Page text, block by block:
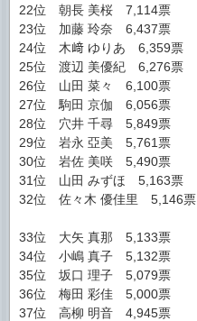
22位 朝長 美桜 7,114票
23位 加藤 玲奈 6,437票
24位 木﨑 ゆりあ 6,359票
25位 渡辺 美優紀 6,276票
26位 山田 菜々 6,100票
27位 駒田 京伽 6,056票
28位 穴井 千尋 5,849票
29位 岩永 亞美 5,761票
30位 岩佐 美咲 5,490票
31位 山田 みずほ 5,163票
32位 佐々木 優佳里 5,146票
33位 大矢 真那 5,133票
34位 小嶋 真子 5,132票
35位 坂口 理子 5,079票
36位 梅田 彩佳 5,000票
37位 高柳 明音 4,945票